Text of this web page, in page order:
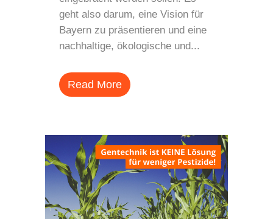
geht also darum, eine Vision für
Bayern zu präsentieren und eine
nachhaltige, ökologische und...
Read More